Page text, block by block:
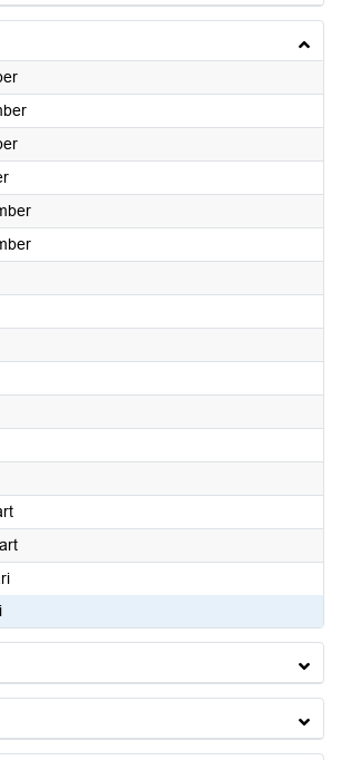
2022
2022
2022
2022
2022
2022
2022
2022
2022
2022